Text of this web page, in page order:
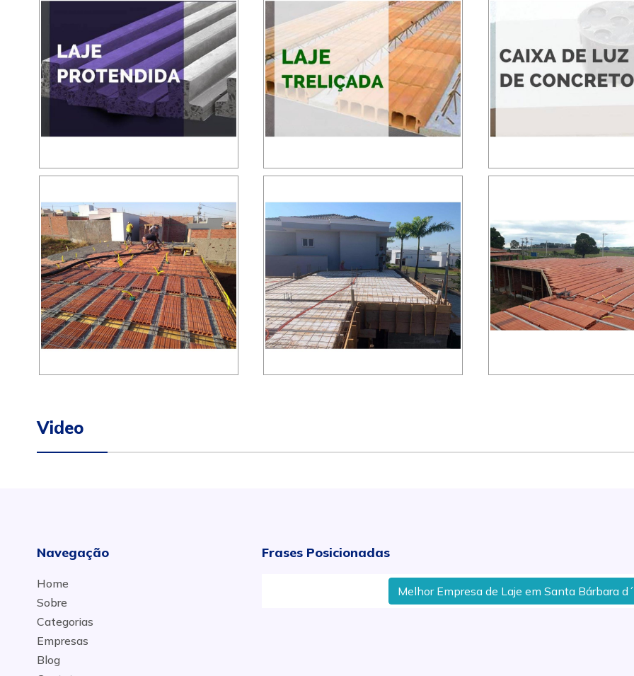
Video
Navegação
Home
Sobre
Categorias
Empresas
Blog
Frases Posicionadas
Melhor Empresa de Laje em Santa Bárbara d´Oeste